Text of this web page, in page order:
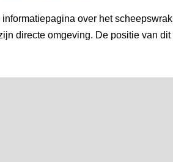
informatiepagina over het
directe omgeving. De positie van dit